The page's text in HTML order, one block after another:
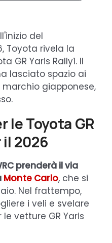
del
Toyota rivela la
GR Yaris Rally1. Il
lasciato spazio ai
giapponese,
le Toyota GR
il 2026
prenderà il via
Monte Carlo, che si
Nel frattempo,
i veli e svelare
vetture GR Yaris